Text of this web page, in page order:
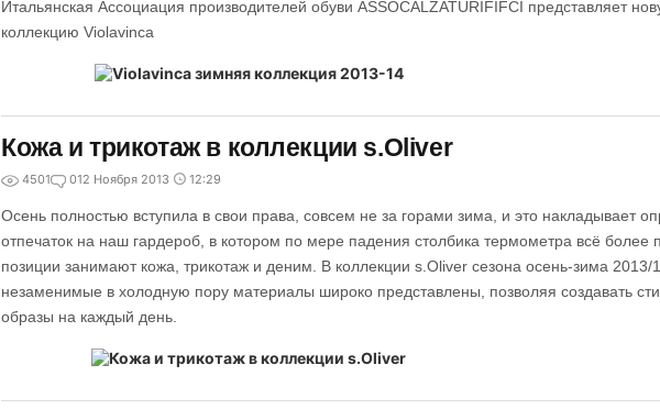
Итальянская Ассоциация производителей обуви ASSOCALZATURIFIFCI представляет
коллекцию Violavinca
Кожа и трикотаж в коллекции s.Oliver
4501 012 Ноября 2013 12:29
Осень полностью вступила в свои права, совсем не за горами зима, и это накладывает
отпечаток на наш гардероб, в котором по мере падения столбика термометра всё более
позиции занимают кожа, трикотаж и деним. В коллекции s.Oliver сезона осень-зима 2013/
незаменимые в холодную пору материалы широко представлены, позволяя создавать
образы на каждый день.